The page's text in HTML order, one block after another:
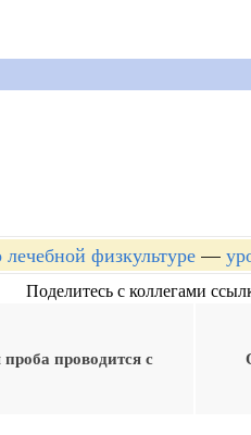
физкультуре —
Поделитесь с коллегами
проводится с